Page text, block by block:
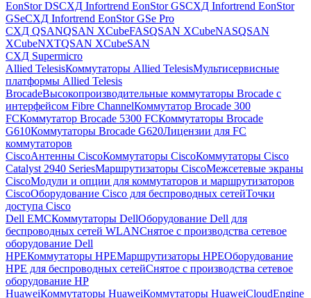
EonStor DSСХД Infortrend EonStor GSСХД Infortrend EonStor
GSeСХД Infortrend EonStor GSe Pro
СХД QSANQSAN XCubeFASQSAN XCubeNASQSAN
XCubeNXTQSAN XCubeSAN
СХД Supermicro
Allied TelesisКоммутаторы Allied TelesisМультисервисные
платформы Allied Telesis
BrocadeВысокопроизводительные коммутаторы Brocade с
интерфейсом Fibre ChannelКоммутатор Brocade 300
FCКоммутатор Brocade 5300 FCКоммутаторы Brocade
G610Коммутаторы Brocade G620Лицензии для FC
коммутаторов
CiscoАнтенны CiscoКоммутаторы CiscoКоммутаторы Cisco
Catalyst 2940 SeriesМаршрутизаторы CiscoМежсетевые экраны
CiscoМодули и опции для коммутаторов и маршрутизаторов
CiscoОборудование Cisco для беспроводных сетейТочки
доступа Cisco
Dell EMCКоммутаторы DellОборудование Dell для
беспроводных сетей WLANСнятое с производства сетевое
оборудование Dell
HPEКоммутаторы HPEМаршрутизаторы HPEОборудование
HPE для беспроводных сетейСнятое с производства сетевое
оборудование HP
HuaweiКоммутаторы HuaweiКоммутаторы HuaweiCloudEngine